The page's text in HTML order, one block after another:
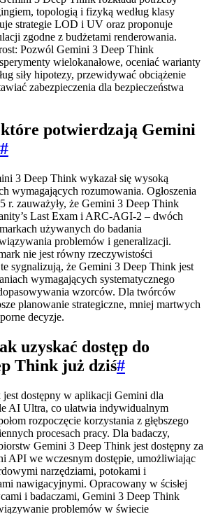
topologią i fizyką według klasy
strategie LOD i UV oraz proponuje
zgodne z budżetami renderowania.
Pozwól Gemini 3 Deep Think
wielokanałowe, oceniać warianty
siły hipotezy, przewidywać obciążenie
zabezpieczenia dla bezpieczeństwa
potwierdzają Gemini
#
3 Deep Think wykazał się wysoką
wymagających rozumowania. Ogłoszenia
r. zauważyły, że Gemini 3 Deep Think
Last Exam i ARC-AGI-2 – dwóch
używanych do badania
problemów i generalizacji.
nie jest równy rzeczywistości
sygnalizują, że Gemini 3 Deep Think jest
wymagających systematycznego
wzorców. Dla twórców
planowanie strategiczne, mniej martwych
decyzje.
uzyskać dostęp do
Think już dziś#
dostępny w aplikacji Gemini dla
AI Ultra, co ułatwia indywidualnym
rozpoczęcie korzystania z głębszego
procesach pracy. Dla badaczy,
Gemini 3 Deep Think jest dostępny za
API we wczesnym dostępie, umożliwiając
narzędziami, potokami i
nawigacyjnymi. Opracowany w ścisłej
i badaczami, Gemini 3 Deep Think
problemów w świecie